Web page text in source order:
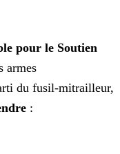
pour le Soutien
armes
du fusil-mitrailleur,
: